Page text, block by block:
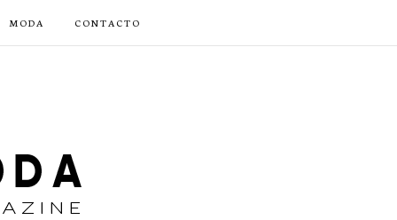
MODA CONTACTO